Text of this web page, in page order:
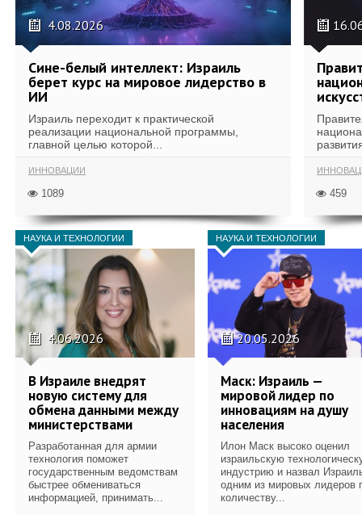
4.08.2026
Сине-белый интеллект: Израиль
берет курс на мировое лидерство в
ИИ
Израиль переходит к практической
реализации национальной программы,
главной целью которой...
ИННОВАЦИИ
1089 459
НАУКА И ТЕХНОЛОГИИ
4.06.2026
В Израиле внедрят
новую систему для
обмена данными между
министерствами
Разработанная для армии
технология поможет
государственным ведомствам
быстрее обмениваться
информацией, принимать...
НАУКА И ТЕХНОЛОГИИ
20.05.2026
Маск: Израиль —
мировой лидер по
инновациям на душу
населения
Илон Маск высоко оценил
израильскую
индустрию и назвал
одним из мировых лидеров
количеству...